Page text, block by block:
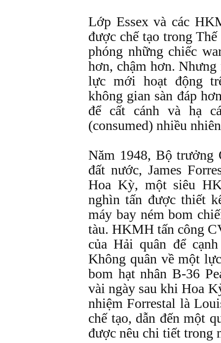
Lớp Essex và các
được chế tạo trong
phóng những chiếc
hơn, chậm hơn.
lực mới hoạt động
không gian sàn đáp
để cất cánh và hạ
(consumed) nhiều
Năm 1948, Bộ trưởng
đất nước, James
Hoa Kỳ, một siêu
nghìn tấn được thiết
máy bay ném bom
tàu. HKMH tấn công
của Hải quân để
Không quân về một
bom hạt nhân B-36
vài ngày sau khi Hoa
nhiệm Forrestal là
chế tạo, dẫn đến một
được nêu chi tiết trong